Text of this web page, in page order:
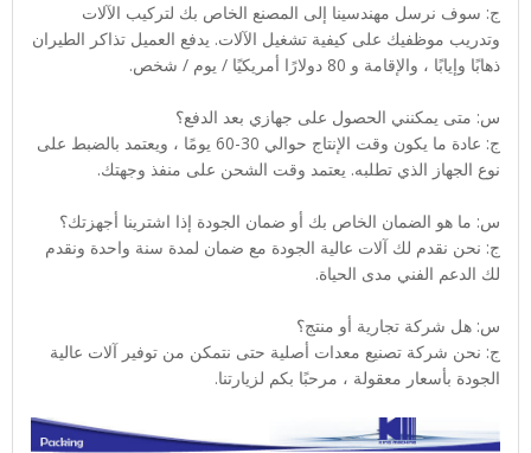
ج: سوف نرسل مهندسينا إلى المصنع الخاص بك لتركيب الآلات
وتدريب موظفيك على كيفية تشغيل الآلات. يدفع العميل تذاكر الطيران
ذهابًا وإيابًا ، والإقامة و 80 دولارًا أمريكيًا / يوم / شخص.
س: متى يمكنني الحصول على جهازي بعد الدفع؟
ج: عادة ما يكون وقت الإنتاج حوالي 30-60 يومًا ، ويعتمد بالضبط على
نوع الجهاز الذي تطلبه. يعتمد وقت الشحن على منفذ وجهتك.
س: ما هو الضمان الخاص بك أو ضمان الجودة إذا اشترينا أجهزتك؟
ج: نحن نقدم لك آلات عالية الجودة مع ضمان لمدة سنة واحدة ونقدم
لك الدعم الفني مدى الحياة.
س: هل شركة تجارية أو منتج؟
ج: نحن شركة تصنيع معدات أصلية حتى نتمكن من توفير آلات عالية
الجودة بأسعار معقولة ، مرحبًا بكم لزيارتنا.